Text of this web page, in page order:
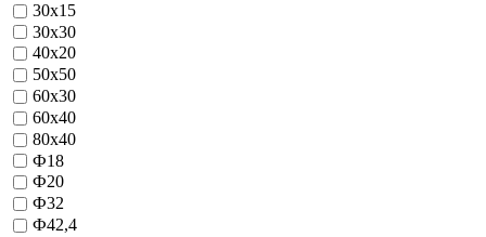
30х15
30х30
40х20
50х50
60х30
60х40
80х40
Ф18
Ф20
Ф32
Ф42,4